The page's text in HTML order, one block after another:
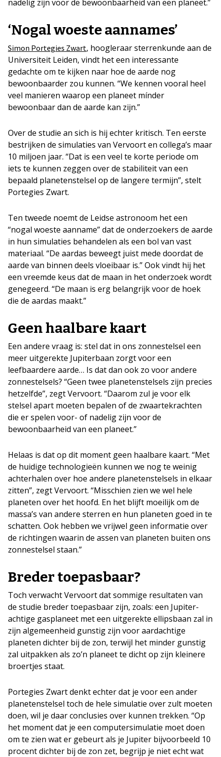
nadelig zijn voor de bewoonbaarheid van een planeet.”
‘Nogal woeste aannames’
Simon Portegies Zwart, hoogleraar sterrenkunde aan de
Universiteit Leiden, vindt het een interessante
gedachte om te kijken naar hoe de aarde nog
bewoonbaarder zou kunnen. “We kennen vooral heel
veel manieren waarop een planeet mínder
bewoonbaar dan de aarde kan zijn.”
Over de studie an sich is hij echter kritisch. Ten eerste
bestrijken de simulaties van Vervoort en collega’s maar
10 miljoen jaar. “Dat is een veel te korte periode om
iets te kunnen zeggen over de stabiliteit van een
bepaald planetenstelsel op de langere termijn”, stelt
Portegies Zwart.
Ten tweede noemt de Leidse astronoom het een
“nogal woeste aanname” dat de onderzoekers de aarde
in hun simulaties behandelen als een bol van vast
materiaal. “De aardas beweegt juist mede doordat de
aarde van binnen deels vloeibaar is.” Ook vindt hij het
een vreemde keus dat de maan in het onderzoek wordt
genegeerd. “De maan is erg belangrijk voor de hoek
die de aardas maakt.”
Geen haalbare kaart
Een andere vraag is: stel dat in ons zonnestelsel een
meer uitgerekte Jupiterbaan zorgt voor een
leefbaardere aarde… Is dat dan ook zo voor andere
zonnestelsels? “Geen twee planetenstelsels zijn precies
hetzelfde”, zegt Vervoort. “Daarom zul je voor elk
stelsel apart moeten bepalen of de zwaartekrachten
die er spelen voor- of nadelig zijn voor de
bewoonbaarheid van een planeet.”
Helaas is dat op dit moment geen haalbare kaart. “Met
de huidige technologieën kunnen we nog te weinig
achterhalen over hoe andere planetenstelsels in elkaar
zitten”, zegt Vervoort. “Misschien zien we wel hele
planeten over het hoofd. En het blijft moeilijk om de
massa’s van andere sterren en hun planeten goed in te
schatten. Ook hebben we vrijwel geen informatie over
de richtingen waarin de assen van planeten buiten ons
zonnestelsel staan.”
Breder toepasbaar?
Toch verwacht Vervoort dat sommige resultaten van
de studie breder toepasbaar zijn, zoals: een Jupiter-
achtige gasplaneet met een uitgerekte ellipsbaan zal in
zijn algemeenheid gunstig zijn voor aardachtige
planeten dichter bij de zon, terwijl het minder gunstig
zal uitpakken als zo’n planeet te dicht op zijn kleinere
broertjes staat.
Portegies Zwart denkt echter dat je voor een ander
planetenstelsel toch de hele simulatie over zult moeten
doen, wil je daar conclusies over kunnen trekken. “Op
het moment dat je een computersimulatie moet doen
om te zien wat er gebeurt als je Jupiter bijvoorbeeld 10
procent dichter bij de zon zet, begrijp je niet echt wat